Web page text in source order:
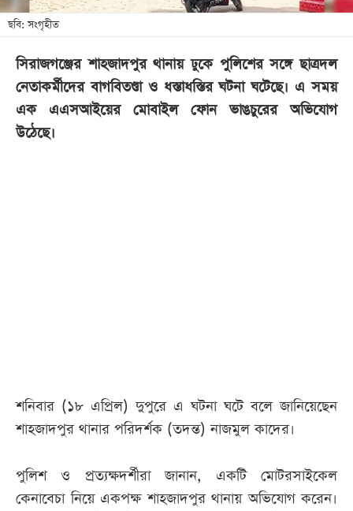
শিক্ষা
সব
বিভাগ
ছবি: সংগৃহীত
সিরাজগঞ্জের শাহজাদপুর থানায় ঢুকে পুলিশের সঙ্গে ছাত্রদল
নেতাকর্মীদের বাগবিতণ্ডা ও ধস্তাধস্তির ঘটনা ঘটেছে। এ সময়
এক এএসআইয়ের মোবাইল ফোন ভাঙচুরের অভিযোগ
উঠেছে।
শনিবার (১৮ এপ্রিল) দুপুরে এ ঘটনা ঘটে বলে জানিয়েছেন
শাহজাদপুর থানার পরিদর্শক (তদন্ত) নাজমুল কাদের।
পুলিশ ও প্রত্যক্ষদর্শীরা জানান, একটি মোটরসাইকেল
কেনাবেচা নিয়ে একপক্ষ শাহজাদপুর থানায় অভিযোগ করেন।